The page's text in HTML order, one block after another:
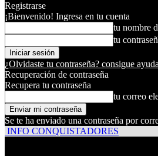
Registrarse
¡Bienvenido! Ingresa en tu cuenta
tu nombre
tu
¿Olvidaste tu contraseña? consigue ayuda
Recuperación de contraseña
Recupera tu contraseña
tu correo
Se te ha enviado una contraseña por
INFO CONQUISTADORES